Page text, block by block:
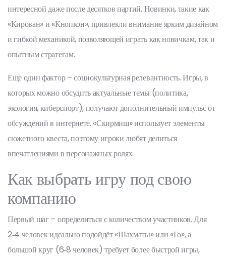
интересной даже после десятков партий. Новинки, такие как
«Кирован» и «Кнопкон», привлекли внимание ярким дизайном
и гибкой механикой, позволяющей играть как новичкам, так и
опытным стратегам.
Еще один фактор – социокультурная релевантность. Игры, в
которых можно обсудить актуальные темы (политика,
экология, киберспорт), получают дополнительный импульс от
обсуждений в интернете. «Скирмиш» использует элементы
сюжетного квеста, поэтому игроки любят делиться
впечатлениями в персонажных ролях.
Как выбрать игру под свою
компанию
Первый шаг – определиться с количеством участников. Для
2‑4 человек идеально подойдёт «Шахматы» или «Го», а
большой круг (6‑8 человек) требует более быстрой игры,